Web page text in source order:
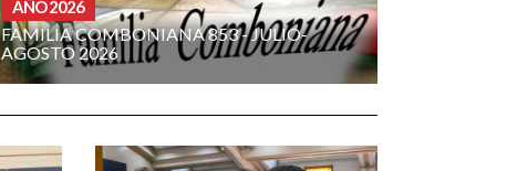
AÑO 2026
FAMILIA COMBONIANA 853 - JULIO-
AGOSTO 2026